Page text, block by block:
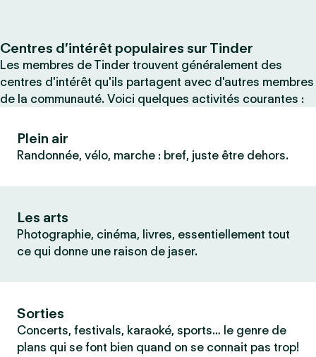
Centres d’intérêt populaires sur Tinder
Les membres de Tinder trouvent généralement des
centres d'intérêt qu'ils partagent avec d'autres membres
de la communauté. Voici quelques activités courantes :
Plein air
Randonnée, vélo, marche : bref, juste être dehors.
Les arts
Photographie, cinéma, livres, essentiellement tout
ce qui donne une raison de jaser.
Sorties
Concerts, festivals, karaoké, sports… le genre de
plans qui se font bien quand on se connait pas trop!